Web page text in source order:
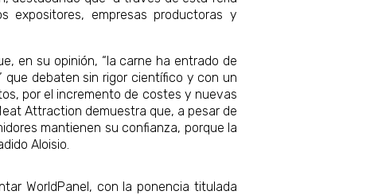
expositores, empresas productoras y
en su opinión, “la carne ha entrado de
que debaten sin rigor científico y con un
por el incremento de costes y nuevas
Attraction demuestra que, a pesar de
mantienen su confianza, porque la
Aloisio.
WorldPanel, con la ponencia titulada